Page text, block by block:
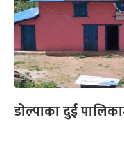
डोल्पाका दुई